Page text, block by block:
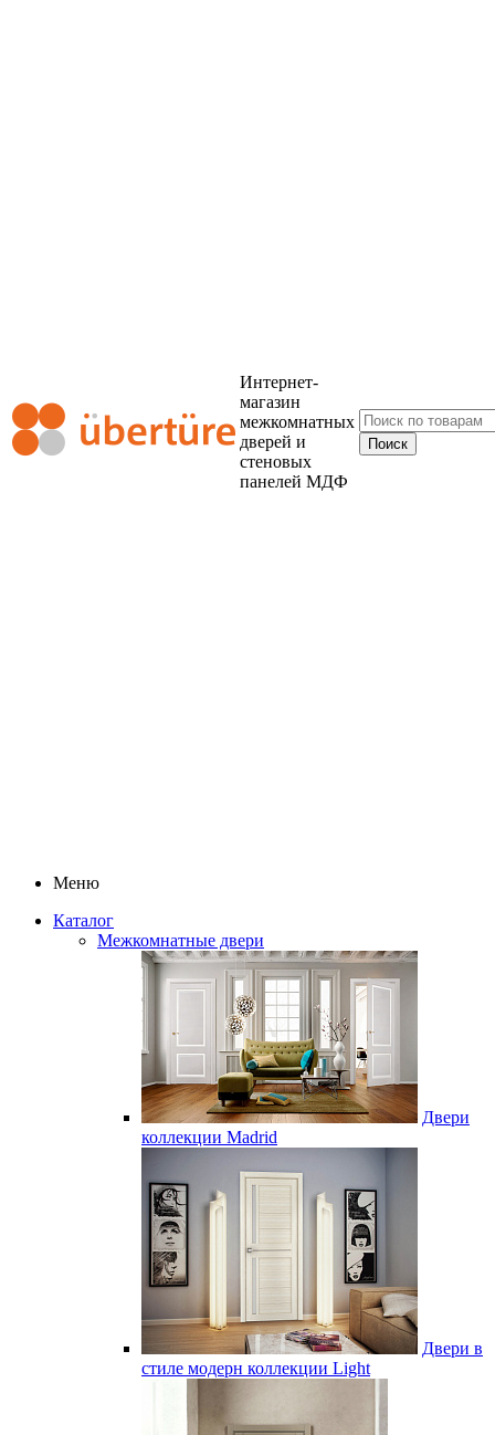
Интернет-
магазин
межкомнатных
дверей и
стеновых
панелей МДФ
Меню
Каталог
Межкомнатные двери
Двери
коллекции Madrid
Двери в
стиле модерн коллекции Light